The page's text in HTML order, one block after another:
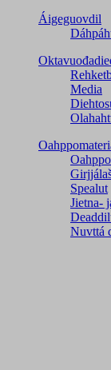
Áigeguovdil
Media
Spealut
Jietna-
Nuvttá